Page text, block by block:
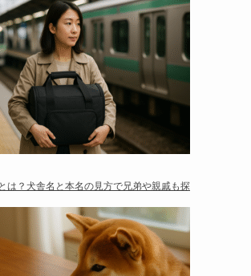
は？犬舎名と本名の見方で兄弟や親戚も探